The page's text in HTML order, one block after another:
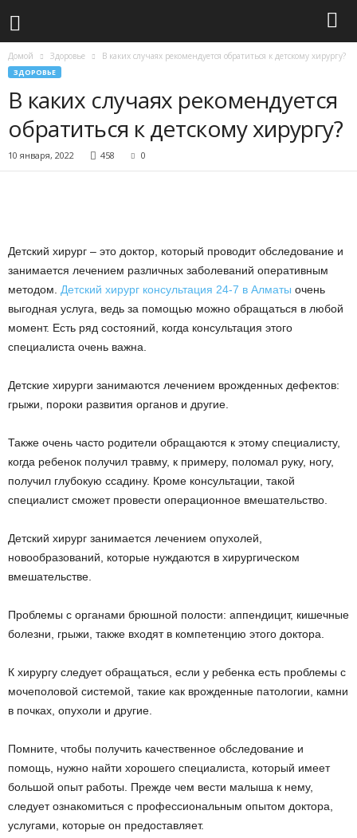
Домой Здоровье В каких случаях рекомендуется обратиться к детскому хирургу?
ЗДОРОВЬЕ
В каких случаях рекомендуется
обратиться к детскому хирургу?
10 января, 2022 458 0
Детский хирург – это доктор, который проводит обследование и
занимается лечением различных заболеваний оперативным
методом. Детский хирург консультация 24-7 в Алматы очень
выгодная услуга, ведь за помощью можно обращаться в любой
момент. Есть ряд состояний, когда консультация этого
специалиста очень важна.
Детские хирурги занимаются лечением врожденных дефектов:
грыжи, пороки развития органов и другие.
Также очень часто родители обращаются к этому специалисту,
когда ребенок получил травму, к примеру, поломал руку, ногу,
получил глубокую ссадину. Кроме консультации, такой
специалист сможет провести операционное вмешательство.
Детский хирург занимается лечением опухолей,
новообразований, которые нуждаются в хирургическом
вмешательстве.
Проблемы с органами брюшной полости: аппендицит, кишечные
болезни, грыжи, также входят в компетенцию этого доктора.
К хирургу следует обращаться, если у ребенка есть проблемы с
мочеполовой системой, такие как врожденные патологии, камни
в почках, опухоли и другие.
Помните, чтобы получить качественное обследование и
помощь, нужно найти хорошего специалиста, который имеет
большой опыт работы. Прежде чем вести малыша к нему,
следует ознакомиться с профессиональным опытом доктора,
услугами, которые он предоставляет.